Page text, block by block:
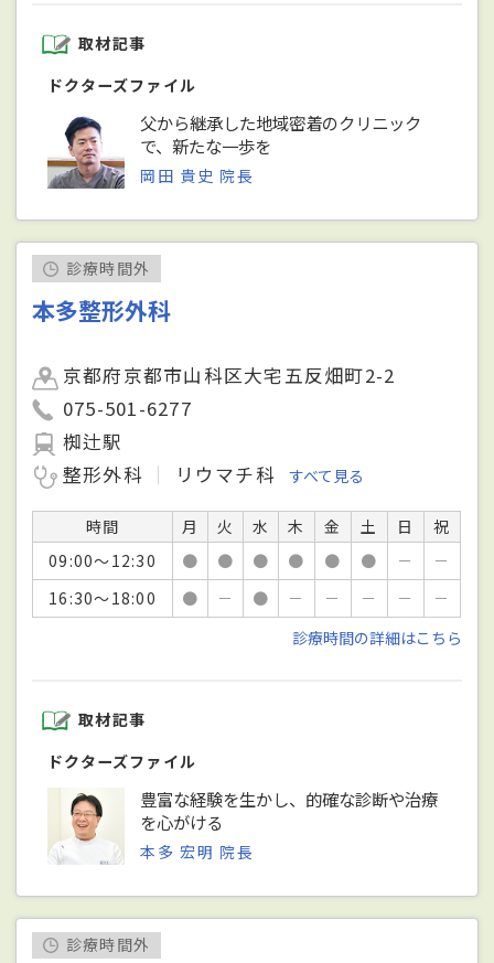
取材記事
ドクターズファイル
父から継承した地域密着のクリニック
で、新たな一歩を
岡田 貴史 院長
診療時間外
本多整形外科
京都府京都市山科区大宅五反畑町2-2
075-501-6277
椥辻駅
整形外科
リウマチ科 すべて見る
時間 月 火 水 木 金 土 日
祝
09:00～12:30
● ● ● ● ● ● －
－
16:30～18:00
● － ● － － － －
－
診療時間の詳細はこちら
取材記事
ドクターズファイル
豊富な経験を生かし、的確な診断や治療
を心がける
本多 宏明 院長
診療時間外